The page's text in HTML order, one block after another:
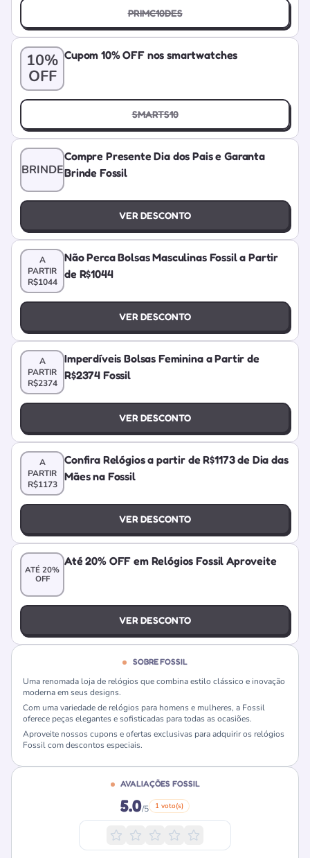
PRIMC10DES
10%
OFF
Cupom 10% OFF nos smartwatches
SMARTS10
BRINDE
Compre Presente Dia dos Pais e Garanta
Brinde Fossil
VER DESCONTO
A
PARTIR
R$1044
Não Perca Bolsas Masculinas Fossil a Partir
de R$1044
VER DESCONTO
A
PARTIR
R$2374
Imperdíveis Bolsas Feminina a Partir de
R$2374 Fossil
VER DESCONTO
A
PARTIR
R$1173
Confira Relógios a partir de R$1173 de Dia das
Mães na Fossil
VER DESCONTO
ATÉ 20%
OFF
Até 20% OFF em Relógios Fossil Aproveite
VER DESCONTO
SOBRE FOSSIL
Uma renomada loja de relógios que combina estilo clássico e inovação
moderna em seus designs.
Com uma variedade de relógios para homens e mulheres, a Fossil
oferece peças elegantes e sofisticadas para todas as ocasiões.
Aproveite nossos cupons e ofertas exclusivas para adquirir os relógios
Fossil com descontos especiais.
AVALIAÇÕES FOSSIL
5.0/5 1 voto(s)